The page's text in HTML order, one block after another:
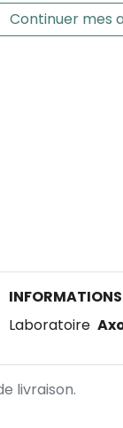
Continuer mes
INFORMATIONS
Laboratoire
livraison.